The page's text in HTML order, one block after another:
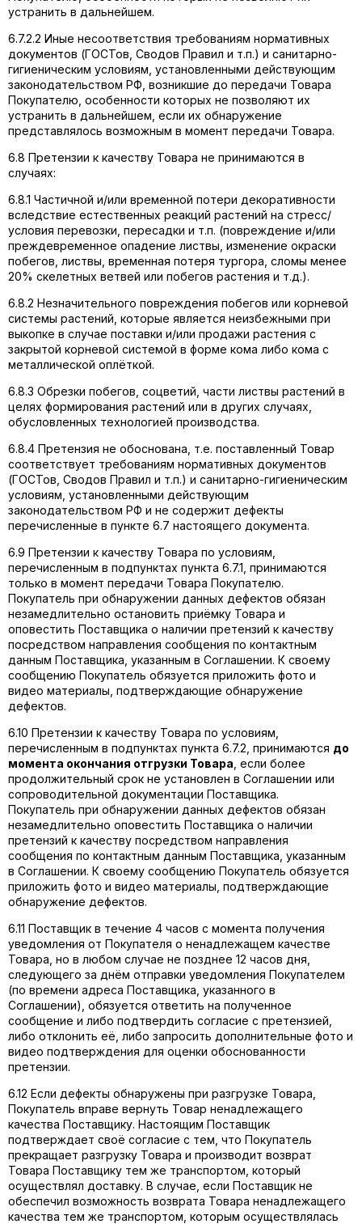
устранить в дальнейшем.
6.7.2.2 Иные несоответствия требованиям нормативных
документов (ГОСТов, Сводов Правил и т.п.) и санитарно-
гигиеническим условиям, установленными действующим
законодательством РФ, возникшие до передачи Товара
Покупателю, особенности которых не позволяют их
устранить в дальнейшем, если их обнаружение
представлялось возможным в момент передачи Товара.
6.8 Претензии к качеству Товара не принимаются в
случаях:
6.8.1 Частичной и/или временной потери декоративности
вследствие естественных реакций растений на стресс/
условия перевозки, пересадки и т.п. (повреждение и/или
преждевременное опадение листвы, изменение окраски
побегов, листвы, временная потеря тургора, сломы менее
20% скелетных ветвей или побегов растения и т.д.).
6.8.2 Незначительного повреждения побегов или корневой
системы растений, которые является неизбежными при
выкопке в случае поставки и/или продажи растения с
закрытой корневой системой в форме кома либо кома с
металлической оплёткой.
6.8.3 Обрезки побегов, соцветий, части листвы растений в
целях формирования растений или в других случаях,
обусловленных технологией производства.
6.8.4 Претензия не обоснована, т.е. поставленный Товар
соответствует требованиям нормативных документов
(ГОСТов, Сводов Правил и т.п.) и санитарно-гигиеническим
условиям, установленными действующим
законодательством РФ и не содержит дефекты
перечисленные в пункте 6.7 настоящего документа.
6.9 Претензии к качеству Товара по условиям,
перечисленным в подпунктах пункта 6.7.1, принимаются
только в момент передачи Товара Покупателю.
Покупатель при обнаружении данных дефектов обязан
незамедлительно остановить приёмку Товара и
оповестить Поставщика о наличии претензий к качеству
посредством направления сообщения по контактным
данным Поставщика, указанным в Соглашении. К своему
сообщению Покупатель обязуется приложить фото и
видео материалы, подтверждающие обнаружение
дефектов.
6.10 Претензии к качеству Товара по условиям,
перечисленным в подпунктах пункта 6.7.2, принимаются до
момента окончания отгрузки Товара , если более
продолжительный срок не установлен в Соглашении или
сопроводительной документации Поставщика.
Покупатель при обнаружении данных дефектов обязан
незамедлительно оповестить Поставщика о наличии
претензий к качеству посредством направления
сообщения по контактным данным Поставщика, указанным
в Соглашении. К своему сообщению Покупатель обязуется
приложить фото и видео материалы, подтверждающие
обнаружение дефектов.
6.11 Поставщик в течение 4 часов с момента получения
уведомления от Покупателя о ненадлежащем качестве
Товара, но в любом случае не позднее 12 часов дня,
следующего за днём отправки уведомления Покупателем
(по времени адреса Поставщика, указанного в
Соглашении), обязуется ответить на полученное
сообщение и либо подтвердить согласие с претензией,
либо отклонить её, либо запросить дополнительные фото и
видео подтверждения для оценки обоснованности
претензии.
6.12 Если дефекты обнаружены при разгрузке Товара,
Покупатель вправе вернуть Товар ненадлежащего
качества Поставщику. Настоящим Поставщик
подтверждает своё согласие с тем, что Покупатель
прекращает разгрузку Товара и производит возврат
Товара Поставщику тем же транспортом, который
осуществлял доставку. В случае, если Поставщик не
обеспечил возможность возврата Товара ненадлежащего
качества тем же транспортом, которым осуществлялась